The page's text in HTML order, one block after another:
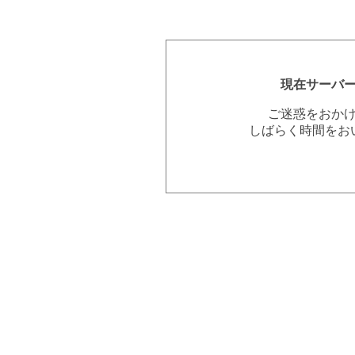
現在サーバ
ご迷惑をおか
しばらく時間を